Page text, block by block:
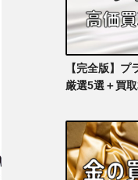
【完全版】
厳選5選＋買